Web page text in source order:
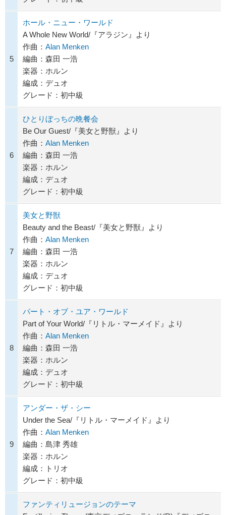
5
ホール・ニュー・ワールド
A Whole New World/『アラジン』より
作曲： Alan Menken
編曲：森田 一浩
楽器：ホルン
編成：デュオ
グレード：初中級
6
ひとりぼっちの晩餐会
Be Our Guest/『美女と野獣』より
作曲： Alan Menken
編曲：森田 一浩
楽器：ホルン
編成：デュオ
グレード：初中級
7
美女と野獣
Beauty and the Beast/『美女と野獣』より
作曲： Alan Menken
編曲：森田 一浩
楽器：ホルン
編成：デュオ
グレード：初中級
8
パート・オブ・ユア・ワールド
Part of Your World/『リトル・マーメイド』より
作曲： Alan Menken
編曲：森田 一浩
楽器：ホルン
編成：デュオ
グレード：初中級
9
アンダー・ザ・シー
Under the Sea/『リトル・マーメイド』より
作曲： Alan Menken
編曲：島津 秀雄
楽器：ホルン
編成：トリオ
グレード：初中級
ファンティリュージョンのテーマ